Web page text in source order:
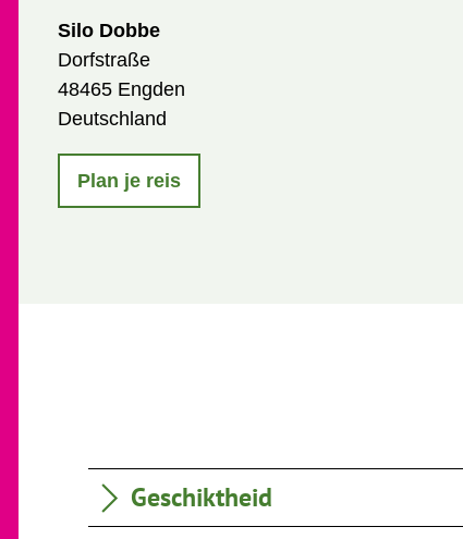
Silo Dobbe
Dorfstraße
48465 Engden
Deutschland
Plan je reis
Geschiktheid